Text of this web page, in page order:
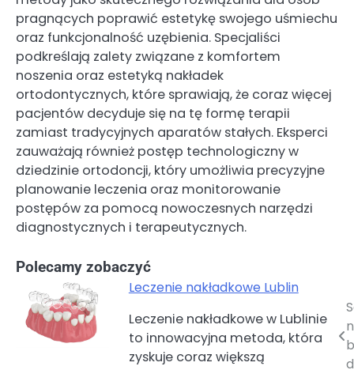
pragnących poprawić estetykę swojego uśmiechu
oraz funkcjonalność uzębienia. Specjaliści
podkreślają zalety związane z komfortem
noszenia oraz estetyką nakładek
ortodontycznych, które sprawiają, że coraz więcej
pacjentów decyduje się na tę formę terapii
zamiast tradycyjnych aparatów stałych. Eksperci
zauważają również postęp technologiczny w
dziedzinie ortodoncji, który umożliwia precyzyjne
planowanie leczenia oraz monitorowanie
postępów za pomocą nowoczesnych narzędzi
diagnostycznych i terapeutycznych.
Polecamy zobaczyć
Leczenie nakładkowe Lublin
Leczenie nakładkowe w Lublinie
to innowacyjna metoda, która
zyskuje coraz większą
Nawigacja
wpisu